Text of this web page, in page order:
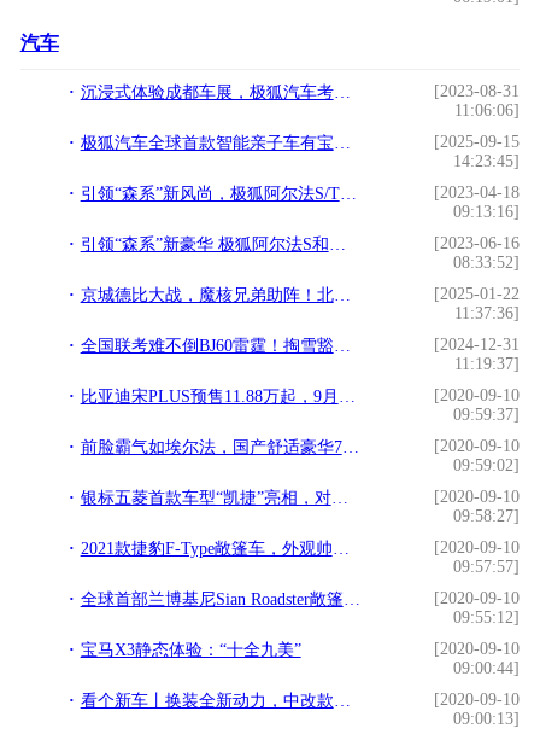
汽车
沉浸式体验成都车展，极狐汽车考拉正式预售
[2023-08-31
11:06:06]
极狐汽车全球首款智能亲子车有宝妈不知道吗
[2025-09-15
14:23:45]
引领“森系”新风尚，极狐阿尔法S/T森林版亮相
[2023-04-18
09:13:16]
引领“森系”新豪华 极狐阿尔法S和阿尔法T森林版上市
[2023-06-16
08:33:52]
京城德比大战，魔核兄弟助阵！北汽男篮北京汽车品牌之夜高端宠粉！
[2025-01-22
11:37:36]
全国联考难不倒BJ60雷霆！掏雪豁沙战陡坡，猛字当头！
[2024-12-31
11:19:37]
比亚迪宋PLUS预售11.88万起，9月16号上市，比长安CS75 PLUS更大
[2020-09-10
09:59:37]
前脸霸气如埃尔法，国产舒适豪华7座车荣威iMAX8登场
[2020-09-10
09:59:02]
银标五菱首款车型“凯捷”亮相，对标吉利嘉际和比亚迪宋MAX
[2020-09-10
09:58:27]
2021款捷豹F-Type敞篷车，外观帅气，内饰质感十足
[2020-09-10
09:57:57]
全球首部兰博基尼Sian Roadster敞篷超级跑车现身
[2020-09-10
09:55:12]
宝马X3静态体验：“十全九美”
[2020-09-10
09:00:44]
看个新车丨换装全新动力，中改款广汽传祺GA4将登场
[2020-09-10
09:00:13]